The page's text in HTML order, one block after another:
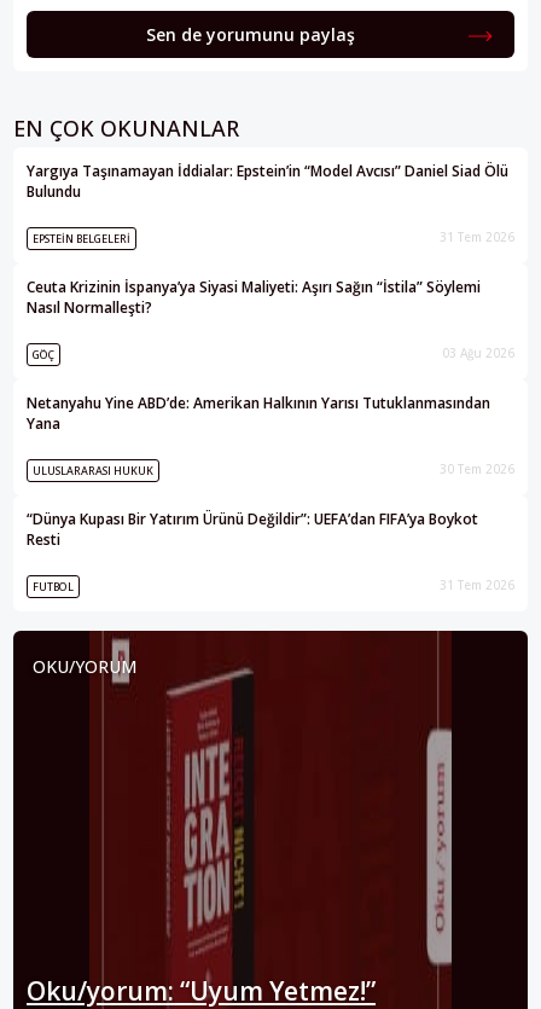
Sen de yorumunu paylaş
EN ÇOK OKUNANLAR
Yargıya Taşınamayan İddialar: Epstein’in “Model Avcısı” Daniel Siad Ölü
Bulundu
EPSTEIN BELGELERI 31 Tem 2026
Ceuta Krizinin İspanya’ya Siyasi Maliyeti: Aşırı Sağın “İstila” Söylemi
Nasıl Normalleşti?
GÖÇ 03 Ağu 2026
Netanyahu Yine ABD’de: Amerikan Halkının Yarısı Tutuklanmasından
Yana
ULUSLARARASI HUKUK 30 Tem 2026
“Dünya Kupası Bir Yatırım Ürünü Değildir”: UEFA’dan FIFA’ya Boykot
Resti
FUTBOL 31 Tem 2026
OKU/YORUM
Oku/yorum: “Uyum Yetmez!”